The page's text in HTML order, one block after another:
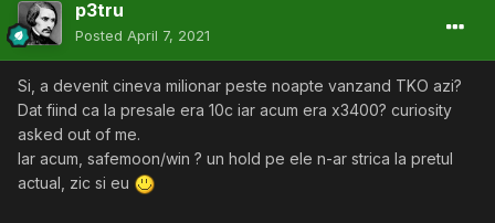
p3tru
Posted April 7, 2021
Si, a devenit cineva milionar peste noapte vanzand TKO azi?
Dat fiind ca la presale era 10c iar acum era x3400? curiosity
asked out of me.
Iar acum, safemoon/win ? un hold pe ele n-ar strica la pretul
actual, zic si eu